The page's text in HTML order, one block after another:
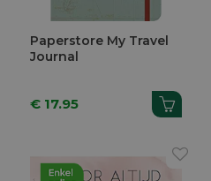
Paperstore My Travel
Journal
€ 17.95